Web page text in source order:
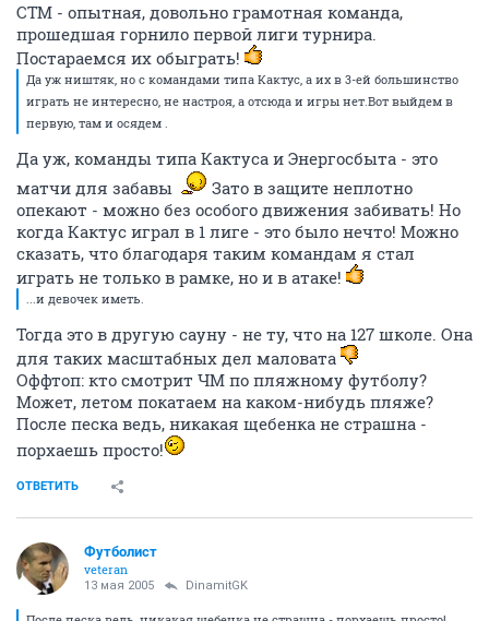
СТМ - опытная, довольно грамотная команда,
прошедшая горнило первой лиги турнира.
Постараемся их обыграть!
Да уж ништяк, но с командами типа Кактус, а их в 3-ей большинство
играть не интересно, не настроя, а отсюда и игры нет.Вот выйдем в
первую, там и осядем .
Да уж, команды типа Кактуса и Энергосбыта - это
матчи для забавы
Зато в защите неплотно
опекают - можно без особого движения забивать! Но
когда Кактус играл в 1 лиге - это было нечто! Можно
сказать, что благодаря таким командам я стал
играть не только в рамке, но и в атаке!
...и девочек иметь.
Тогда это в другую сауну - не ту, что на 127 школе. Она
для таких масштабных дел маловата
Оффтоп: кто смотрит ЧМ по пляжному футболу?
Может, летом покатаем на каком-нибудь пляже?
После песка ведь, никакая щебенка не страшна -
порхаешь просто!
ОТВЕТИТЬ
Футболист
veteran
13 мая 2005 DinamitGK